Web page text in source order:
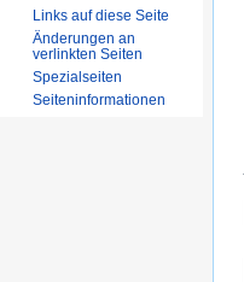
Links auf diese Seite
Änderungen an
verlinkten Seiten
Spezialseiten
Seiten­informationen